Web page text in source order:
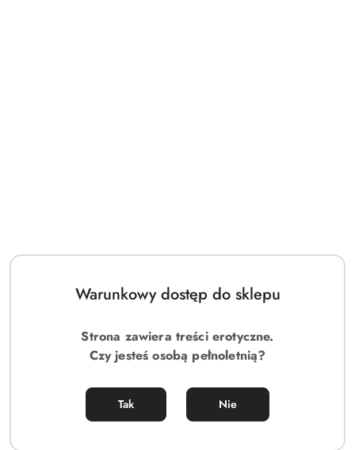
Warunkowy dostęp do sklepu
Strona zawiera treści erotyczne.
Czy jesteś osobą pełnoletnią?
Tak Nie